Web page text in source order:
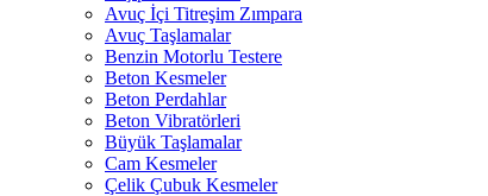
Avuç İçi Titreşim Zımpara
Avuç Taşlamalar
Benzin Motorlu Testere
Beton Kesmeler
Beton Perdahlar
Beton Vibratörleri
Büyük Taşlamalar
Cam Kesmeler
Çelik Çubuk Kesmeler